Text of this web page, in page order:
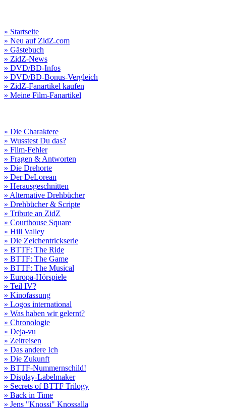
» Startseite
» Neu auf ZidZ.com
» Gästebuch
» ZidZ-News
» DVD/BD-Infos
» DVD/BD-Bonus-Vergleich
» ZidZ-Fanartikel kaufen
» Meine Film-Fanartikel
» Die Charaktere
» Wusstest Du das?
» Film-Fehler
» Fragen & Antworten
» Die Drehorte
» Der DeLorean
» Herausgeschnitten
» Alternative Drehbücher
» Drehbücher & Scripte
» Tribute an ZidZ
» Courthouse Square
» Hill Valley
» Die Zeichentrickserie
» BTTF: The Ride
» BTTF: The Game
» BTTF: The Musical
» Europa-Hörspiele
» Teil IV?
» Kinofassung
» Logos international
» Was haben wir gelernt?
» Chronologie
» Deja-vu
» Zeitreisen
» Das andere Ich
» Die Zukunft
» BTTF-Nummernschild!
» Display-Labelmaker
» Secrets of BTTF Trilogy
» Back in Time
» Jens "Knossi" Knossalla